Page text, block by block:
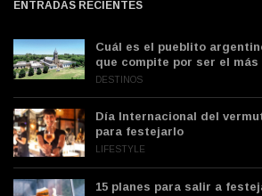
ENTRADAS RECIENTES
Cuál es el pueblito
que compite por ser el
DESTINOS
Día Internacional del
para festejarlo
LIFESTYLE
15 planes para salir a